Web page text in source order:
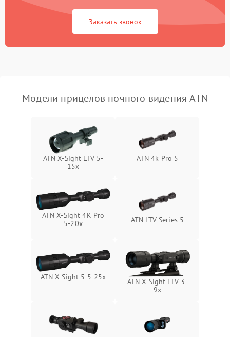
Поломка системы защиты
от короткого замыкания
Повреждение системы
перенапряжения
защиты от замыкания
Неисправность системы
защиты от перегрева
Подробнее →
Поломка системы защиты
от перенапряжения
Подробнее →
Поломка системы защиты
Заказать звонок
Модели прицелов ночного видения ATN
ATN X-Sight LTV 5-
15x
ATN 4k Pro 5
ATN X-Sight 4K Pro
5-20x
ATN LTV Series 5
ATN X-Sight 5 5-25x
ATN X-Sight LTV 3-
9x